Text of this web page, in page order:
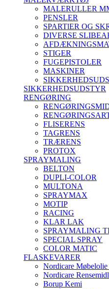
MALERULLER
PENSLER
SPARTlER OG
DIVERSE
STIGER
FUGEPISTOLER
MASKINER
SIKKERHEDSUDSTYR
RENGØRING
FLISERENS
TAGRENS
TRÆRENS
PROTOX
SPRAYMALING
BELTON
DUPLI-COLOR
MULTONA
SPRAYMAX
MOTIP
RACING
KLAR LAK
SPRAYMALING
SPECIAL SPRAY
COLOR MATIC
FLASKEVARER
Nordicare
Nordicare
Borup Kemi